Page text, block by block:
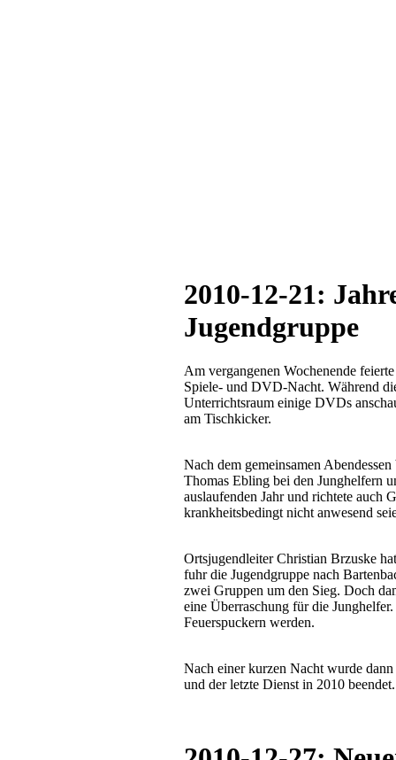
2010-12-21:
Jugendgruppe
Am vergangenen Wochenende
Spiele- und DVD-Nacht. Während
Unterrichtsraum einige DVDs
am Tischkicker.
Nach dem gemeinsamen
Thomas Ebling bei den Junghelfern
auslaufenden Jahr und richtete auch
krankheitsbedingt nicht anwesend
Ortsjugendleiter Christian Brzuske
fuhr die Jugendgruppe nach
zwei Gruppen um den Sieg. Doch
eine Überraschung für die
Feuerspuckern werden.
Nach einer kurzen Nacht wurde
und der letzte Dienst in 2010 beendet.